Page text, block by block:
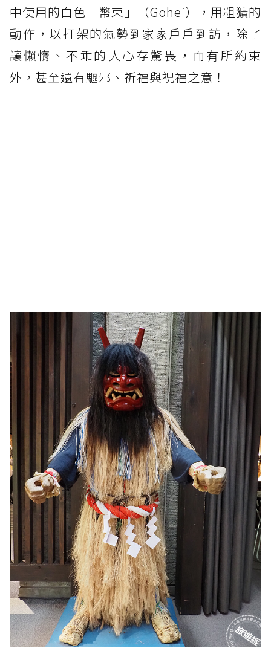
中使用的白色「幣束」（Gohei），用粗獷的
動作，以打架的氣勢到家家戶戶到訪，除了
讓懶惰、不乖的人心存驚畏，而有所約束
外，甚至還有驅邪、祈福與祝福之意！